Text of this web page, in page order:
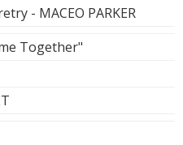
- MACEO PARKER
Together"